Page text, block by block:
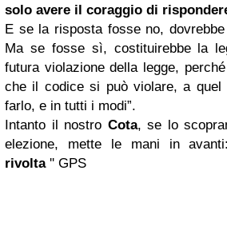
solo avere il coraggio di
E se la risposta fosse no,
Ma se fosse sì, costituirebbe la
futura violazione della legge,
che il codice si può violare, a quel
farlo, e in tutti i modi”.
Intanto il nostro Cota, se lo
elezione, mette le mani in
rivolta'' GPS